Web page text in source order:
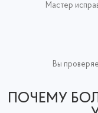
Мастер
Вы
ПОЧЕМУ